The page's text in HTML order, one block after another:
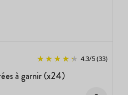
4.3/5(33)
à garnir (x24)